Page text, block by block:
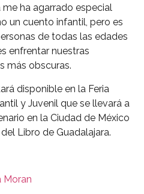
ha agarrado especial
un cuento infantil, pero es
de todas las edades
enfrentar nuestras
más obscuras.
disponible en la Feria
y Juvenil que se llevará a
en la Ciudad de México
Libro de Guadalajara.
Moran